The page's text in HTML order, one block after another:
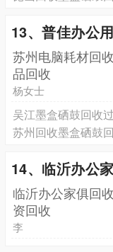
13、普佳办公
苏州电脑耗材回
品回收
杨女士
吴江墨盒硒鼓回收
苏州回收墨盒硒鼓
14、临沂办公
临沂办公家俱回
资回收
李